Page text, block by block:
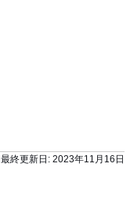
最終更新日: 2023年11月16日